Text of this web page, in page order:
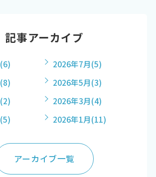
記事アーカイブ
(6) 2026年7月(5)
(8) 2026年5月(3)
(2) 2026年3月(4)
(5) 2026年1月(11)
アーカイブ一覧